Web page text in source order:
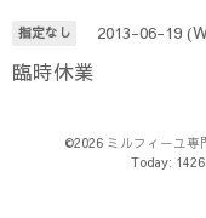
指定なし 2013-06-19
臨時休業
©2026 ミルフィーユ
Today: 1426